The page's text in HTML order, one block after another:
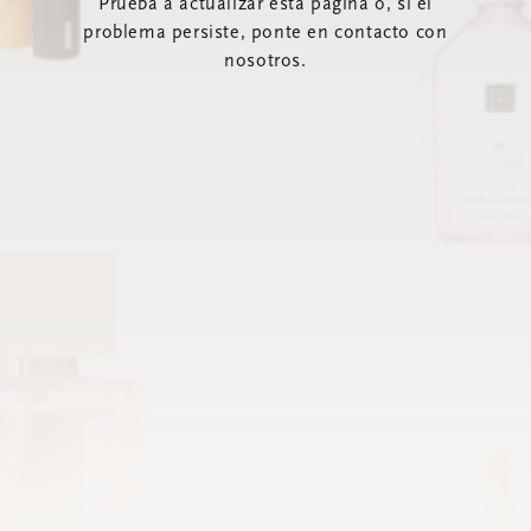
Prueba a actualizar esta página o, si el
problema persiste, ponte en contacto con
nosotros.